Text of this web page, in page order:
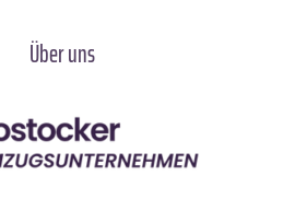
Über uns